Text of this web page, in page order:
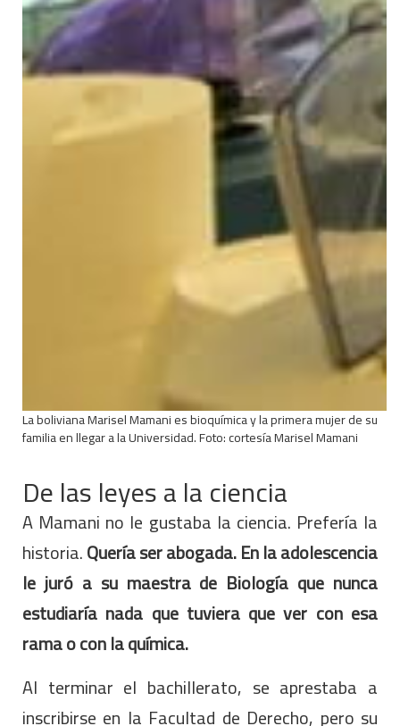
La boliviana Marisel Mamani es bioquímica y la primera mujer de su
familia en llegar a la Universidad. Foto: cortesía Marisel Mamani
De las leyes a la ciencia
A Mamani no le gustaba la ciencia. Prefería la
historia.Quería ser abogada. En la adolescencia
le juró a su maestra de Biología que nunca
estudiaría nada que tuviera que ver con esa
rama o con la química.
Al terminar el bachillerato, se aprestaba a
inscribirse en la Facultad de Derecho, pero su